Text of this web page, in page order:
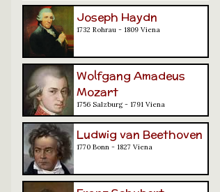
Joseph Haydn
1732 Rohrau - 1809 Viena
Wolfgang Amadeus
Mozart
1756 Salzburg - 1791 Viena
Ludwig van Beethoven
1770 Bonn - 1827 Viena